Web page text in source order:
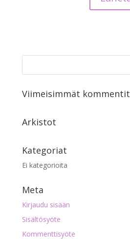
Viimeisimmät kommentit
Arkistot
Kategoriat
Ei kategorioita
Meta
Kirjaudu sisään
Sisältösyöte
Kommenttisyöte